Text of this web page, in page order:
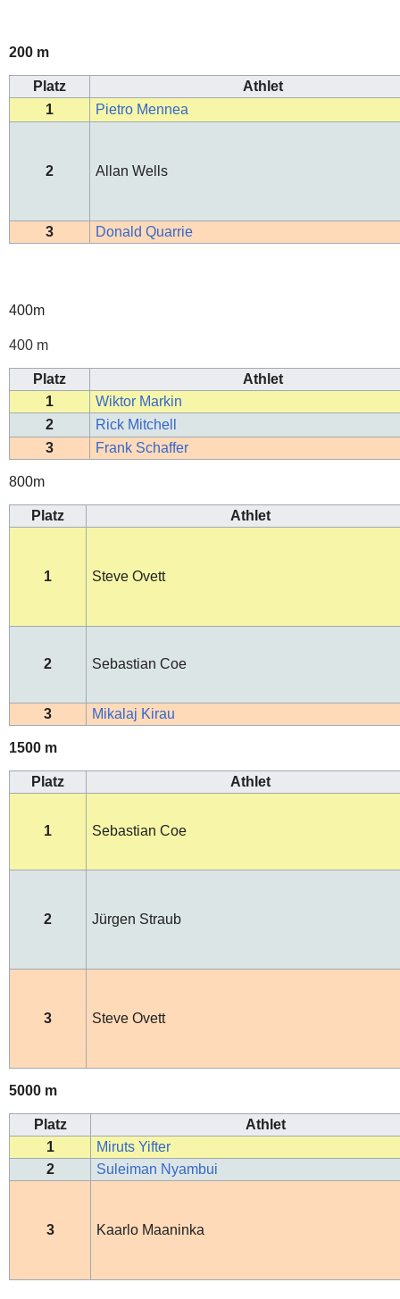
200 m
Platz
Athlet
1
Pietro Mennea
2 Allan Wells
3 Donald Quarrie
400m
400 m
Platz
Athlet
1
Wiktor Markin
2
Rick Mitchell
3
Frank Schaffer
800m
Platz Athlet
1 Steve Ovett
2 Sebastian Coe
3 Mikalaj Kirau
1500 m
Platz Athlet
1 Sebastian Coe
2 Jürgen Straub
3 Steve Ovett
5000 m
Platz
Athlet
1
Miruts Yifter
2
Suleiman Nyambui
3 Kaarlo Maaninka